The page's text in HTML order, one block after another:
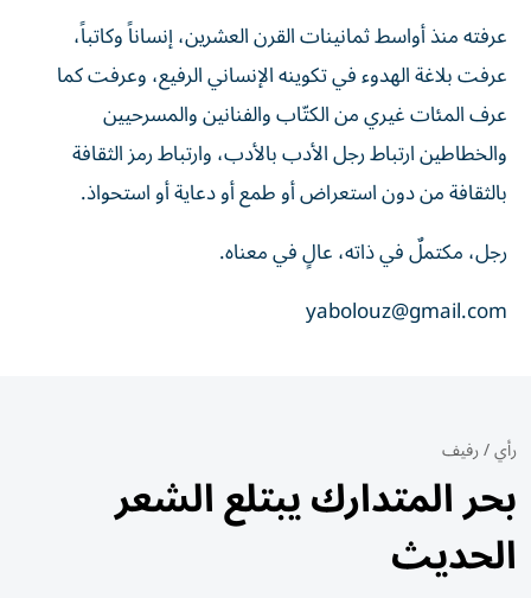
عرفته منذ أواسط ثمانينات القرن العشرين، إنساناً وكاتباً،
عرفت بلاغة الهدوء في تكوينه الإنساني الرفيع، وعرفت كما
عرف المئات غيري من الكتّاب والفنانين والمسرحيين
والخطاطين ارتباط رجل الأدب بالأدب، وارتباط رمز الثقافة
بالثقافة من دون استعراض أو طمع أو دعاية أو استحواذ.
رجل، مكتملٌ في ذاته، عالٍ في معناه.
yabolouz@gmail.com
رأي/رفيف
بحر المتدارك يبتلع الشعر
الحديث